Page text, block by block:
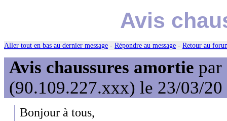
Avis
Aller tout en bas au dernier message - Répondre au message - Retour au
Avis chaussures amortie par
(90.109.227.xxx) le 23/03/20
Bonjour à tous,